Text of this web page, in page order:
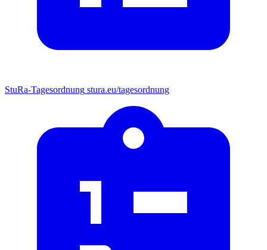
StuRa-Tagesordnung stura.eu/tagesordnung